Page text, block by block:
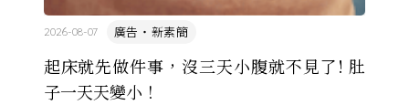
起床就先做件事，沒三天小腹就不見了! 肚
子一天天變小！
廣告・新素簡
2026-08-07